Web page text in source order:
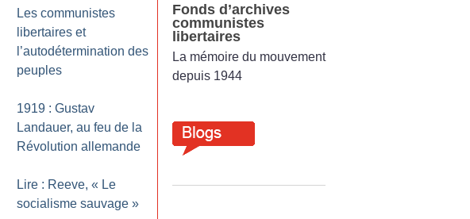
Les communistes
libertaires et
l’autodétermination des
peuples
1919 : Gustav
Landauer, au feu de la
Révolution allemande
Lire : Reeve, « Le
socialisme sauvage »
Fonds d’archives
communistes
libertaires
La mémoire du mouvement
depuis 1944